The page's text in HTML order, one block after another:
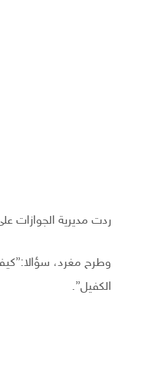
ردت مديرية الجوازات
وطرح مغرد،
الكفيل”.